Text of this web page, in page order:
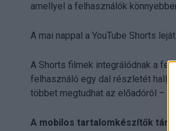
amellyel a felhasználók
A mai nappal a YouTube Shorts
A Shorts filmek integrálódnak a
felhasználó egy dal részletét hallja
többet megtudhat az előadóról –
A mobilos tartalomkészítők